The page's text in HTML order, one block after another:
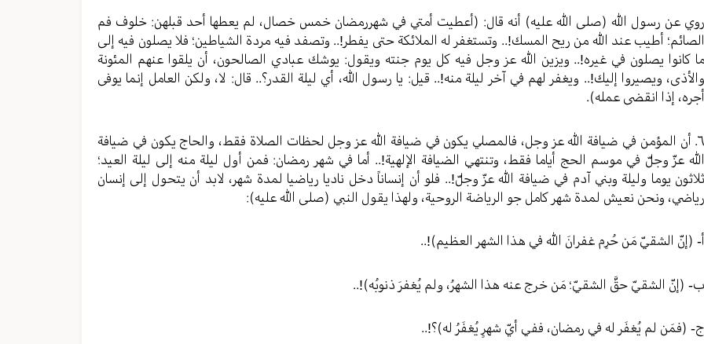
روي عن رسول الله (صلی الله عليه) أنه قال: (أعطيت أمتي في شهررمضان خمس خصال، لم يعطها أحد قبلهن: خلوف فم
الصائم؛ أطيب عند الله من ريح المسك!.. وتستغفر له الملائكة حتى يفطر!.. وتصفد فيه مردة الشياطين؛ فلا يصلون فيه إلى
ما كانوا يصلون في غيره!.. ويزين الله عز وجل فيه كل يوم جنته ويقول: يوشك عبادي الصالحون، أن يلقوا عنهم المئونة
والأذى، ويصيروا إليك!.. ويغفر لهم في آخر ليلة منه!.. قيل: يا رسول الله، أي ليلة القدر؟.. قال: لا، ولكن العامل إنما يوفى
أجره، إذا انقضى عمله).
٦. أن المؤمن في ضيافة الله عز وجل، فالمصلي يكون في ضيافة الله عز وجل لحظات الصلاة فقط، والحاج يكون في ضيافة
الله عزّ وجلّ في موسم الحج أياما فقط، وتنتهي الضيافة الإلهية!.. أما في شهر رمضان: فمن أول ليلة منه إلى ليلة العيد؛
ثلاثون يوما وليلة وبني آدم في ضيافة الله عزّ وجلّ!.. فلو أن إنساناً دخل ناديا رياضيا لمدة شهر، لابد أن يتحول إلى إنسان
رياضي، ونحن نعيش لمدة شهر كامل جو الرياضة الروحية، ولهذا يقول النبي (صلی الله عليه):
أ- (إنّ الشقيّ مَن حُرِم غفرانَ الله في هذا الشهر العظيم)!..
ب- (إنّ الشقيّ حقَّ الشقيّ؛ مَن خرج عنه هذا الشهرُ، ولم يُغفرَ ذنوبُه)!..
ج- (فمَن لم يُغفَر له في رمضان، ففي أيّ شهرٍ يُغفَرُ له)؟!..